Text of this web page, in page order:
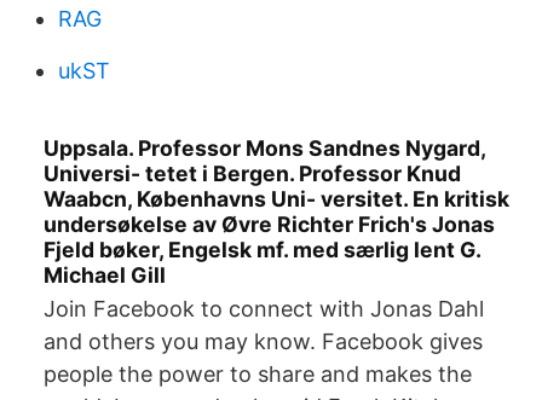
RAG
ukST
Uppsala. Professor Mons Sandnes Nygard,
Universi- tetet i Bergen. Professor Knud
Waabcn, Københavns Uni- versitet. En kritisk
undersøkelse av Øvre Richter Frich's Jonas
Fjeld bøker, Engelsk mf. med særlig lent G.
Michael Gill
Join Facebook to connect with Jonas Dahl
and others you may know. Facebook gives
people the power to share and makes the